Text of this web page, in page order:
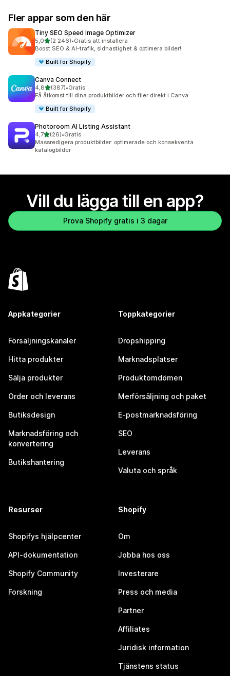
Fler appar som den här
Tiny SEO Speed Image Optimizer
5,0av 5 stjärnor
(2 246)
2246 recensioner totalt
•Gratis att installera
Boost SEO & AI-trafik, sidhastighet & optimera bilder!
Built for Shopify
Canva Connect
4,8av 5 stjärnor
(387)
387 recensioner totalt
•Gratis
Få åtkomst till dina produktbilder och filer direkt i Canva
Built for Shopify
Photoroom AI Listing Assistant
4,7av 5 stjärnor
(26)
26 recensioner totalt
•Gratis
Massredigera produktbilder: optimerade och konsekventa
katalogbilder
Vill du lägga till en app?
Prova Shopify gratis i 3 dagar
Appkategorier
Försäljningskanaler
Hitta produkter
Sälja produkter
Order och leverans
Butiksdesign
Marknadsföring och
konvertering
Butikshantering
Toppkategorier
Dropshipping
Marknadsplatser
Produktomdömen
Merförsäljning och paket
E-postmarknadsföring
SEO
Leverans
Valuta och språk
Resurser
Shopifys hjälpcenter
API-dokumentation
Shopify Community
Forskning
Shopify
Om
Jobba hos oss
Investerare
Press och media
Partner
Affiliates
Juridisk information
Tjänstens status